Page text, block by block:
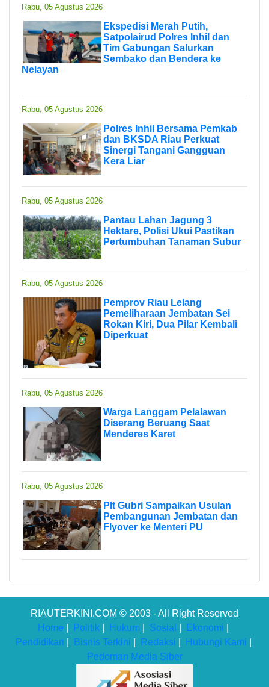
Rabu, 05 Agustus 2026
Ekspedisi Merah Putih,
Satpolairud Polres Inhil dan
Tim Gabungan Salurkan
Sembako dan Bendera ke
Nelayan
Rabu, 05 Agustus 2026
Polres Inhil Bersama Pemkab
dan BKSDA Riau Perkuat
Sinergi Tangani Gangguan
Kera Liar
Rabu, 05 Agustus 2026
Pantau Lahan Jagung 3
Hektare, Polisi Ukui Pastikan
Pertumbuhan Tanaman Subur
Rabu, 05 Agustus 2026
Pemprov Riau Lelang
Pemeliharaan Jembatan Sei
Rokan Kiri, Dua Pilar Kembali
Diperkuat
Rabu, 05 Agustus 2026
Warga Langgam Pelalawan
Diserang Beruang Saat
Menderes Karet
Rabu, 05 Agustus 2026
Plt Gubri Sampaikan Usulan
Pembangunan Jembatan dan
Flyover ke Menteri PU
RIAUTERKINI.COM © 2003 - All Right Reserved
Home
Politik Hukum Sosial Ekonomi
Pendidikan
Bisnis Terkini Redaksi Hubungi Kami
Pedoman Media Siber